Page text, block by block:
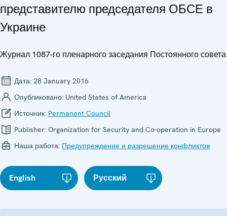
представителю председателя ОБСЕ в
Украине
Журнал 1087-го пленарного заседания Постоянного совета
Дата: 28 January 2016
Опубликовано: United States of America
Источник: Permanent Council
Publisher: Organization for Security and Co-operation in Europe
Наша работа: Предупреждение и разрешение конфликтов
English Русский